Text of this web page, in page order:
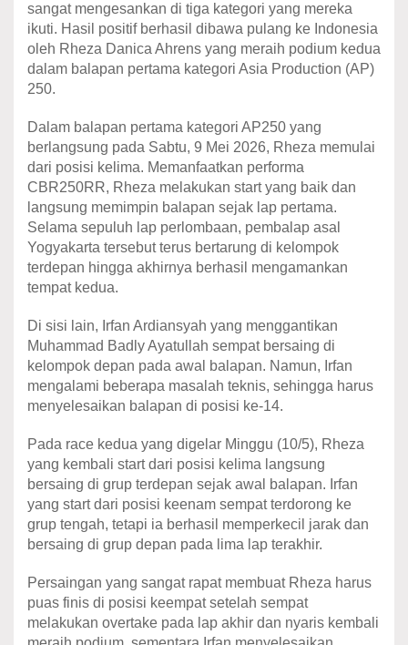
sangat mengesankan di tiga kategori yang mereka
ikuti. Hasil positif berhasil dibawa pulang ke Indonesia
oleh Rheza Danica Ahrens yang meraih podium kedua
dalam balapan pertama kategori Asia Production (AP)
250.
Dalam balapan pertama kategori AP250 yang
berlangsung pada Sabtu, 9 Mei 2026, Rheza memulai
dari posisi kelima. Memanfaatkan performa
CBR250RR, Rheza melakukan start yang baik dan
langsung memimpin balapan sejak lap pertama.
Selama sepuluh lap perlombaan, pembalap asal
Yogyakarta tersebut terus bertarung di kelompok
terdepan hingga akhirnya berhasil mengamankan
tempat kedua.
Di sisi lain, Irfan Ardiansyah yang menggantikan
Muhammad Badly Ayatullah sempat bersaing di
kelompok depan pada awal balapan. Namun, Irfan
mengalami beberapa masalah teknis, sehingga harus
menyelesaikan balapan di posisi ke-14.
Pada race kedua yang digelar Minggu (10/5), Rheza
yang kembali start dari posisi kelima langsung
bersaing di grup terdepan sejak awal balapan. Irfan
yang start dari posisi keenam sempat terdorong ke
grup tengah, tetapi ia berhasil memperkecil jarak dan
bersaing di grup depan pada lima lap terakhir.
Persaingan yang sangat rapat membuat Rheza harus
puas finis di posisi keempat setelah sempat
melakukan overtake pada lap akhir dan nyaris kembali